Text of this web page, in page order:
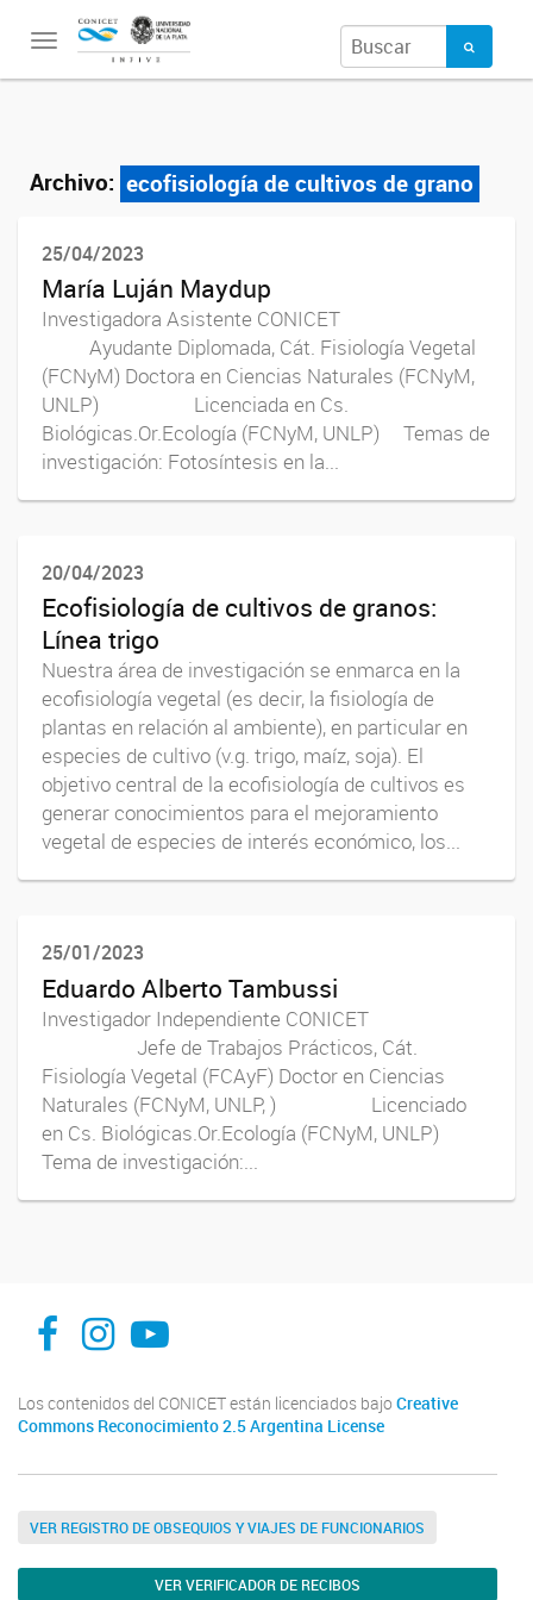
Toggle
navigation
Archivo: ecofisiología de cultivos de grano
25/04/2023
María Luján Maydup
Investigadora Asistente CONICET
Ayudante Diplomada, Cát. Fisiología Vegetal
(FCNyM) Doctora en Ciencias Naturales (FCNyM,
UNLP) Licenciada en Cs.
Biológicas.Or.Ecología (FCNyM, UNLP) Temas de
investigación: Fotosíntesis en la...
20/04/2023
Ecofisiología de cultivos de granos:
Línea trigo
Nuestra área de investigación se enmarca en la
ecofisiología vegetal (es decir, la fisiología de
plantas en relación al ambiente), en particular en
especies de cultivo (v.g. trigo, maíz, soja). El
objetivo central de la ecofisiología de cultivos es
generar conocimientos para el mejoramiento
vegetal de especies de interés económico, los...
25/01/2023
Eduardo Alberto Tambussi
Investigador Independiente CONICET
Jefe de Trabajos Prácticos, Cát.
Fisiología Vegetal (FCAyF) Doctor en Ciencias
Naturales (FCNyM, UNLP, ) Licenciado
en Cs. Biológicas.Or.Ecología (FCNyM, UNLP)
Tema de investigación:...
INFIVE La Plata Instituto de Fisiología Vegetal, La Plata
Los contenidos del CONICET están licenciados bajo Creative
Commons Reconocimiento 2.5 Argentina License
VER REGISTRO DE OBSEQUIOS Y VIAJES DE FUNCIONARIOS
VER VERIFICADOR DE RECIBOS